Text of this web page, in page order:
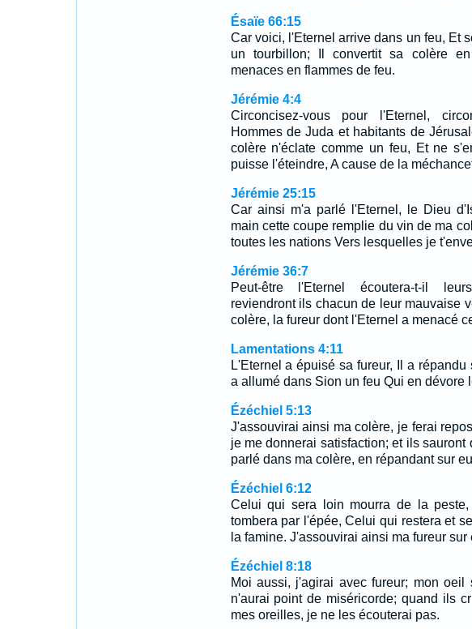
Ésaïe 66:15
Car voici, l'Eternel arrive dans un feu, Et
un tourbillon; Il convertit sa colère
menaces en flammes de feu.
Jérémie 4:4
Circoncisez-vous pour l'Eternel,
Hommes de Juda et habitants de
colère n'éclate comme un feu, Et ne
puisse l'éteindre, A cause de la
Jérémie 25:15
Car ainsi m'a parlé l'Eternel, le Dieu
main cette coupe remplie du vin de ma
toutes les nations Vers lesquelles je
Jérémie 36:7
Peut-être l'Eternel écoutera-t-il
reviendront ils chacun de leur mauvaise
colère, la fureur dont l'Eternel a menacé
Lamentations 4:11
L'Eternel a épuisé sa fureur, Il a répandu
a allumé dans Sion un feu Qui en dévore
Ézéchiel 5:13
J'assouvirai ainsi ma colère, je ferai
je me donnerai satisfaction; et ils sauront
parlé dans ma colère, en répandant sur
Ézéchiel 6:12
Celui qui sera loin mourra de la
tombera par l'épée, Celui qui restera et
la famine. J'assouvirai ainsi ma fureur sur
Ézéchiel 8:18
Moi aussi, j'agirai avec fureur; mon
n'aurai point de miséricorde; quand ils
mes oreilles, je ne les écouterai pas.